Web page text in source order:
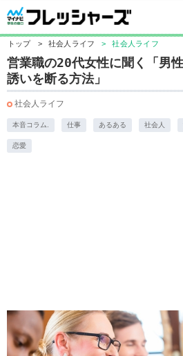
トップ > 社会人ライフ > 社会人ライフ
営業職の20代女性に聞く「男
誘いを断る方法」
社会人ライフ
本音コラム. 仕事 あるある 社会人
恋愛